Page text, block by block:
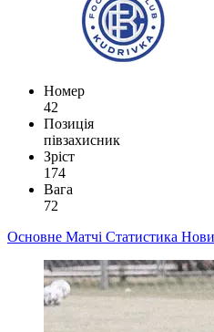
Номер
42
Позиція
півзахисник
Зріст
174
Вага
72
Основне Матчі Статистика